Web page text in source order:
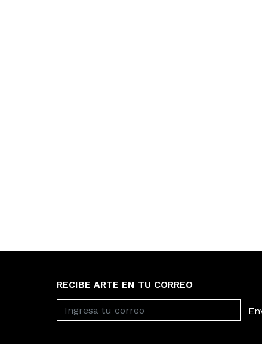
RECIBE ARTE EN TU CORREO